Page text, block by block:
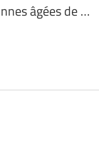
âgées de …